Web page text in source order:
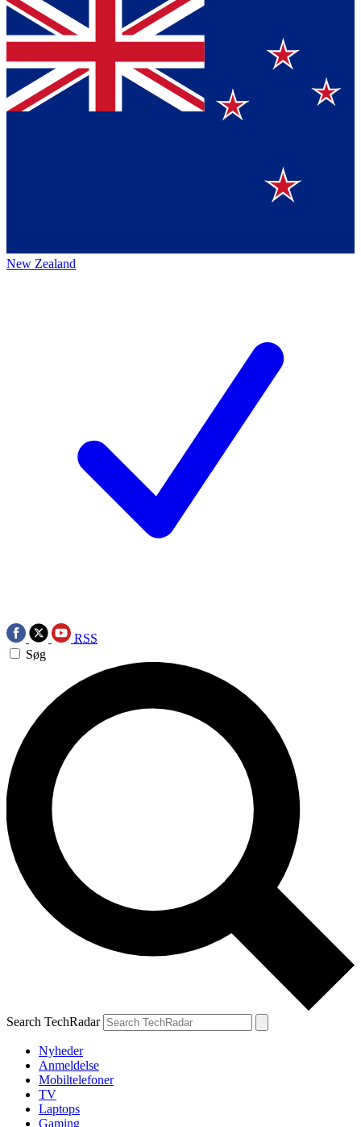
New Zealand
RSS
Søg
Search TechRadar
Nyheder
Anmeldelse
Mobiltelefoner
TV
Laptops
Gaming